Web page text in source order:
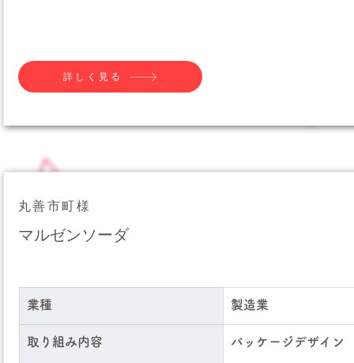
詳しく見る
丸善市町様
マルゼンソーダ
業種 製造業
取り組み内容 パッケージデザイン